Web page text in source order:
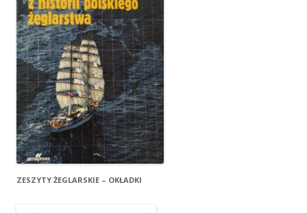
ZESZYTY ŻEGLARSKIE – OKŁADKI